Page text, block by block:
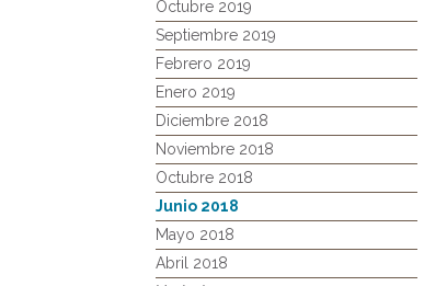
Octubre 2019
Septiembre 2019
Febrero 2019
Enero 2019
Diciembre 2018
Noviembre 2018
Octubre 2018
Junio 2018
Mayo 2018
Abril 2018